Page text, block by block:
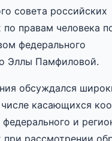
совета российских
правам человека
федерального
Эллы Памфиловой.
обсуждался
касающихся
и
при рассмотрении